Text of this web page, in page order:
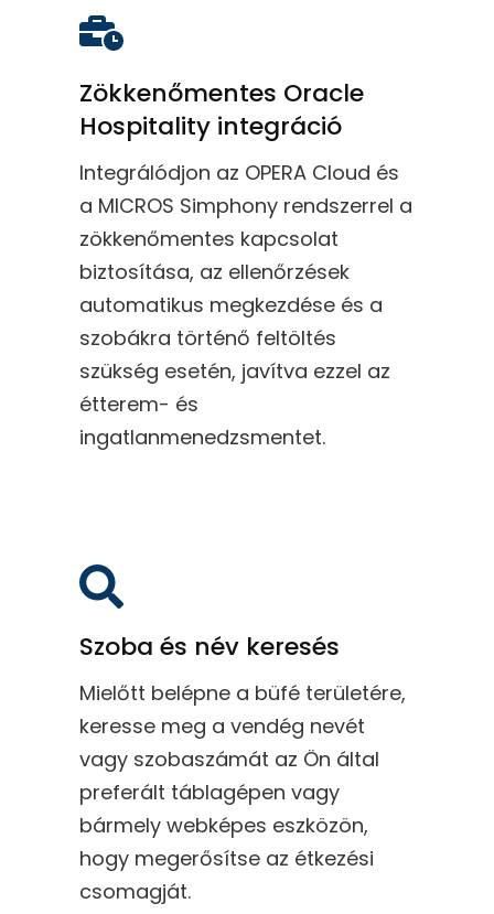
Zökkenőmentes Oracle
Hospitality integráció
Integrálódjon az OPERA Cloud és
a MICROS Simphony rendszerrel a
zökkenőmentes kapcsolat
biztosítása, az ellenőrzések
automatikus megkezdése és a
szobákra történő feltöltés
szükség esetén, javítva ezzel az
étterem- és
ingatlanmenedzsmentet.
Szoba és név keresés
Mielőtt belépne a büfé területére,
keresse meg a vendég nevét
vagy szobaszámát az Ön által
preferált táblagépen vagy
bármely webképes eszközön,
hogy megerősítse az étkezési
csomagját.